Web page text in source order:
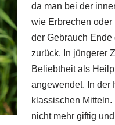
da man bei der
wie Erbrechen oder
der Gebrauch
zurück. In jüngerer
Beliebtheit als
angewendet. In der
klassischen
nicht mehr giftig